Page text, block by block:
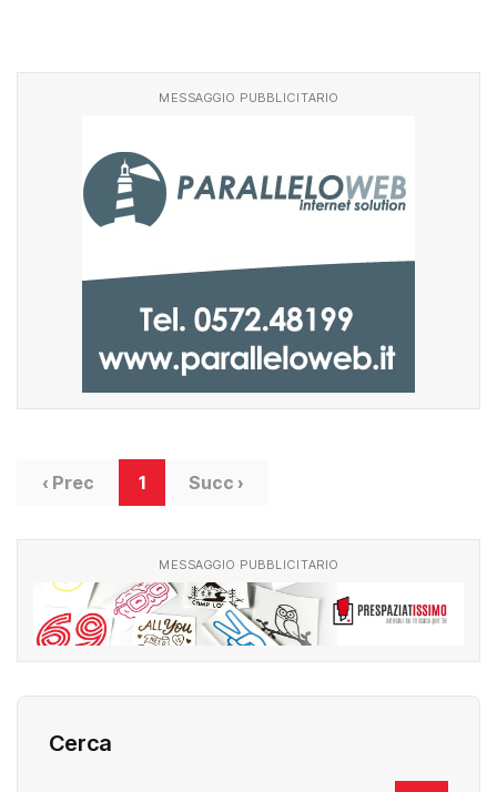
MESSAGGIO PUBBLICITARIO
‹ Prec 1 Succ ›
MESSAGGIO PUBBLICITARIO
Cerca